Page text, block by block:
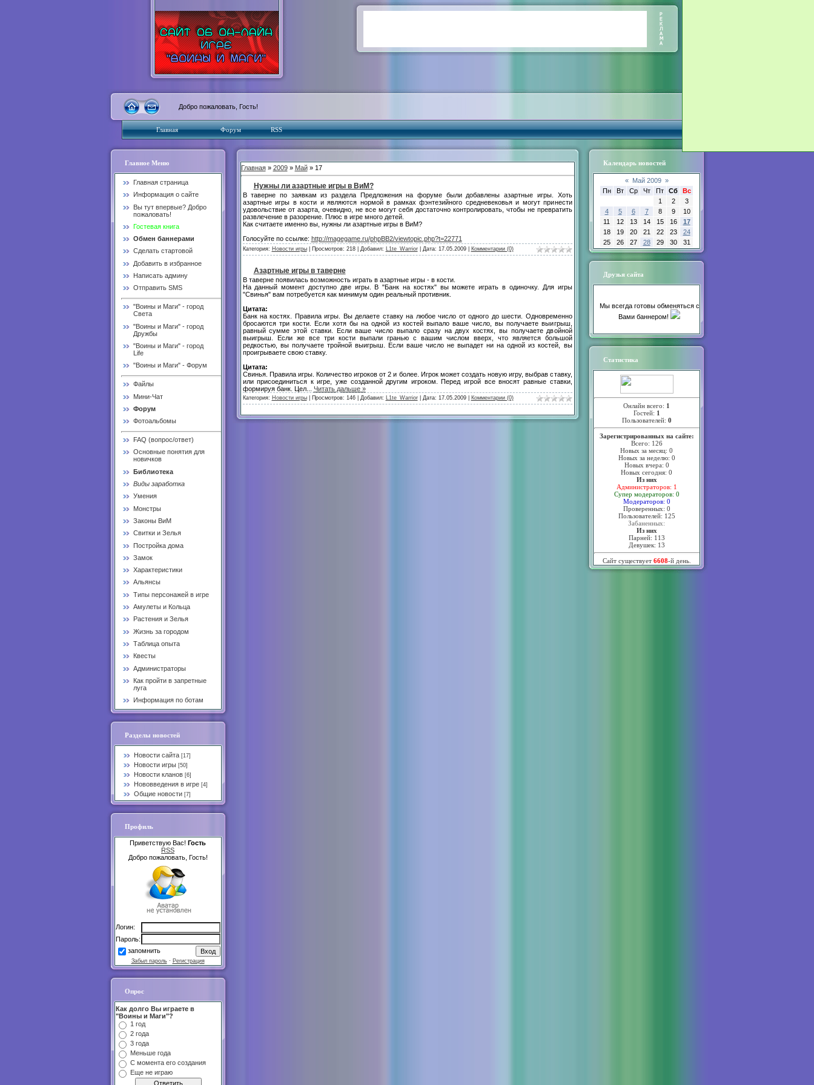
Добро пожаловать, Гость!
Главная Форум RSS
Главное Меню
Главная страница
Информация о сайте
Вы тут впервые? Добро
пожаловать!
Гостевая книга
Обмен баннерами
Сделать стартовой
Добавить в избранное
Написать админу
Отправить SMS
"Воины и Маги" - город
Света
"Воины и Маги" - город
Дружбы
"Воины и Маги" - город
Life
"Воины и Маги" - Форум
Файлы
Мини-Чат
Форум
Фотоальбомы
FAQ (вопрос/ответ)
Основные понятия для
новичков
Библиотека
Виды заработка
Умения
Монстры
Законы ВиМ
Свитки и Зелья
Постройка дома
Замок
Характеристики
Альянсы
Типы персонажей в игре
Амулеты и Кольца
Растения и Зелья
Жизнь за городом
Таблица опыта
Квесты
Администраторы
Как пройти в запретные
луга
Информация по ботам
Разделы новостей
Новости сайта [17]
Новости игры [50]
Новости кланов [6]
Нововведения в игре [4]
Общие новости [7]
Профиль
Приветствую Вас! Гость
RSS
Добро пожаловать, Гость!
Логин:
Пароль:
запомнить
Забыл пароль· Регистрация
Опрос
Как долго Вы играете в
"Воины и Маги"?
1 год
2 года
3 года
Меньше года
С момента его создания
Еще не играю
Главная» 2009» Май» 17
Нужны ли азартные игры в ВиМ?
В таверне по заявкам из раздела Предложения на форуме были добавлены азартные игры. Хоть
азартные игры в кости и являются нормой в рамках фэнтезийного средневековья и могут принести
удовольствие от азарта, очевидно, не все могут себя достаточно контролировать, чтобы не превратить
развлечение в разорение. Плюс в игре много детей.
Как считаете именно вы, нужны ли азартные игры в ВиМ?
Голосуйте по ссылке: http://magegame.ru/phpBB2/viewtopic.php?t=22771
Категория: Новости игры| Просмотров: 218 | Добавил: L1te_Warrior| Дата: 17.05.2009| Комментарии (0)
Азартные игры в таверне
В таверне появилась возможность играть в азартные игры - в кости.
На данный момент доступно две игры. В "Банк на костях" вы можете играть в одиночку. Для игры
"Свинья" вам потребуется как минимум один реальный противник.
Цитата:
Банк на костях. Правила игры. Вы делаете ставку на любое число от одного до шести. Одновременно
бросаются три кости. Если хотя бы на одной из костей выпало ваше число, вы получаете выигрыш,
равный сумме этой ставки. Если ваше число выпало сразу на двух костях, вы получаете двойной
выигрыш. Если же все три кости выпали гранью с вашим числом вверх, что является большой
редкостью, вы получаете тройной выигрыш. Если ваше число не выпадет ни на одной из костей, вы
проигрываете свою ставку.
Цитата:
Свинья. Правила игры. Количество игроков от 2 и более. Игрок может создать новую игру, выбрав ставку,
или присоединиться к игре, уже созданной другим игроком. Перед игрой все вносят равные ставки,
формируя банк. Цел... Читать дальше »
Категория: Новости игры| Просмотров: 146 | Добавил: L1te_Warrior| Дата: 17.05.2009| Комментарии (0)
Календарь новостей
« Май 2009 »
Пн
Вт Ср Чт Пт Сб
Вс
1
2
3
4
5 6 7 8 9
10
11
12 13 14 15 16
17
18
19 20 21 22 23
24
25
26 27 28 29 30 31
Друзья сайта
Мы всегда готовы обменяться с
Вами баннером!
Статистика
Онлайн всего: 1
Гостей: 1
Пользователей: 0
Зарегистрированных на сайте:
Всего: 126
Новых за месяц: 0
Новых за неделю: 0
Новых вчера: 0
Новых сегодня: 0
Из них
Администраторов: 1
Супер модераторов: 0
Модераторов: 0
Проверенных: 0
Пользователей: 125
Забаненных:
Из них
Парней: 113
Девушек: 13
Сайт существует 6608-й день.